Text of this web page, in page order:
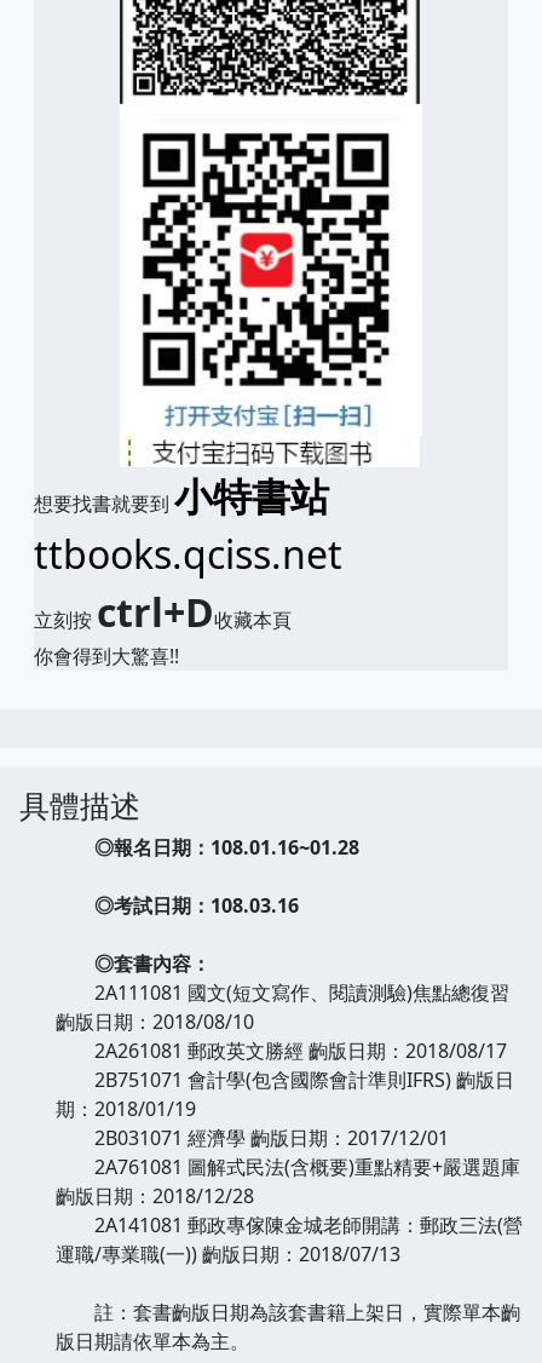
想要找書就要到 小特書站
ttbooks.qciss.net
立刻按 ctrl+D收藏本頁
你會得到大驚喜!!
具體描述
◎報名日期：108.01.16~01.28
◎考試日期：108.03.16
◎套書內容：
2A111081 國文(短文寫作、閱讀測驗)焦點總復習
齣版日期：2018/08/10
2A261081 郵政英文勝經 齣版日期：2018/08/17
2B751071 會計學(包含國際會計準則IFRS) 齣版日
期：2018/01/19
2B031071 經濟學 齣版日期：2017/12/01
2A761081 圖解式民法(含概要)重點精要+嚴選題庫
齣版日期：2018/12/28
2A141081 郵政專傢陳金城老師開講：郵政三法(營
運職/專業職(一)) 齣版日期：2018/07/13
註：套書齣版日期為該套書籍上架日，實際單本齣
版日期請依單本為主。